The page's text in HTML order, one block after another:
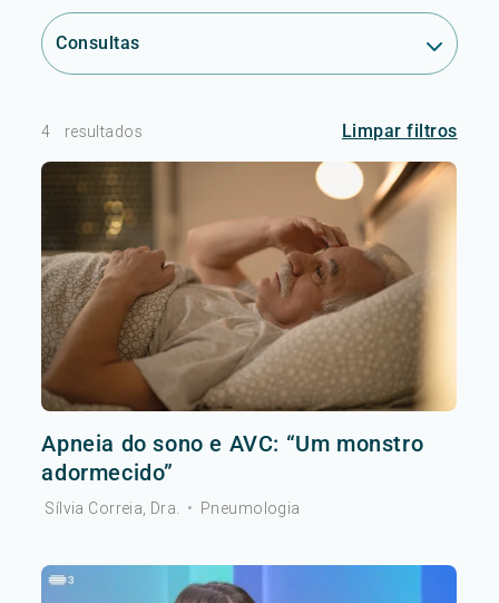
Consultas
4 resultados Limpar filtros
Apneia do sono e AVC: “Um monstro
adormecido”
Sílvia Correia, Dra. • Pneumologia